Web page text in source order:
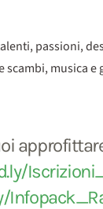
passioni,
musica e